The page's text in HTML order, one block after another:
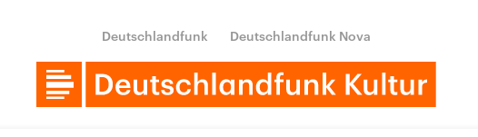
Deutschlandfunk Deutschlandfunk Nova